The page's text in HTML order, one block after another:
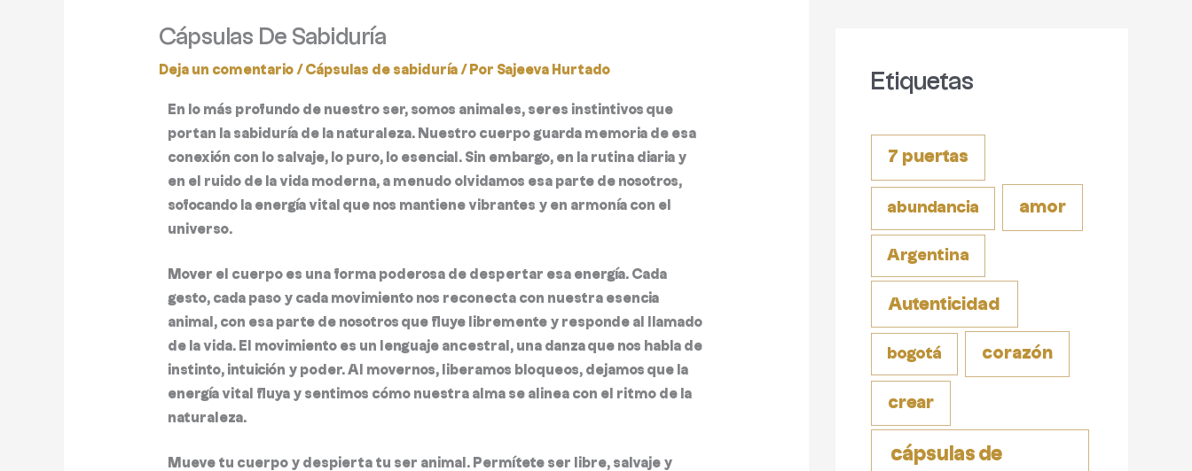
Cápsulas De Sabiduría
Deja un comentario / Cápsulas de sabiduría/ Por Sajeeva Hurtado
En lo más profundo de nuestro ser, somos animales, seres instintivos que
portan la sabiduría de la naturaleza. Nuestro cuerpo guarda memoria de esa
conexión con lo salvaje, lo puro, lo esencial.Sin embargo, en la rutina diaria y
en el ruido de la vida moderna, a menudo olvidamos esa parte de nosotros,
sofocando la energía vital que nos mantiene vibrantes y en armonía con el
universo.
Mover el cuerpo es una forma poderosa de despertar esa energía. Cada
gesto, cada paso y cada movimiento nos reconecta con nuestra esencia
animal, con esa parte de nosotros que fluye libremente y responde al llamado
de la vida. El movimiento es un lenguaje ancestral, una danza que nos habla de
instinto, intuición y poder.Al movernos, liberamos bloqueos, dejamos que la
energía vital fluya y sentimos cómo nuestra alma se alinea con el ritmo de la
naturaleza.
Mueve tu cuerpo y despierta tu ser animal.Permítete ser libre, salvaje y
Etiquetas
7 puertas
abundancia amor
Argentina
Autenticidad
bogotá corazón
crear
cápsulas de